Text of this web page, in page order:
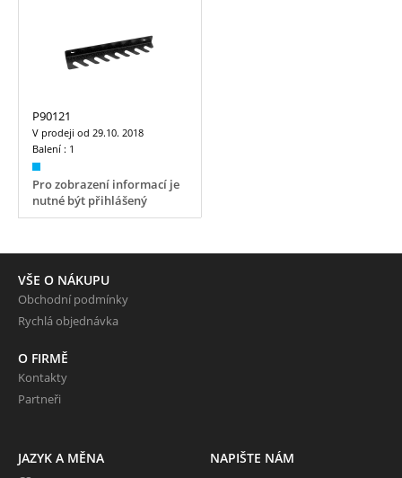
P90121
V prodeji od 29.10. 2018
Balení : 1
Pro zobrazení informací je
nutné být přihlášený
VŠE O NÁKUPU
Obchodní podmínky
Rychlá objednávka
O FIRMĚ
Kontakty
Partneři
JAZYK A MĚNA NAPIŠTE NÁM